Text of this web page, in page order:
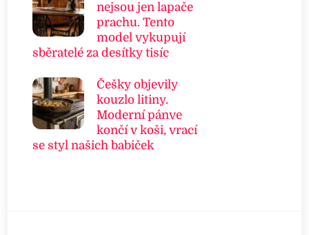
nejsou jen lapače
prachu. Tento
model vykupují
sběratelé za desítky tisíc
Češky objevily
kouzlo litiny.
Moderní pánve
končí v koši, vrací
se styl našich babiček